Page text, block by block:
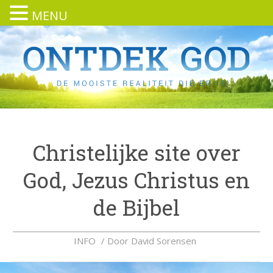
Christelijke site over
God, Jezus Christus en
de Bijbel
INFO / Door David Sorensen
MENU